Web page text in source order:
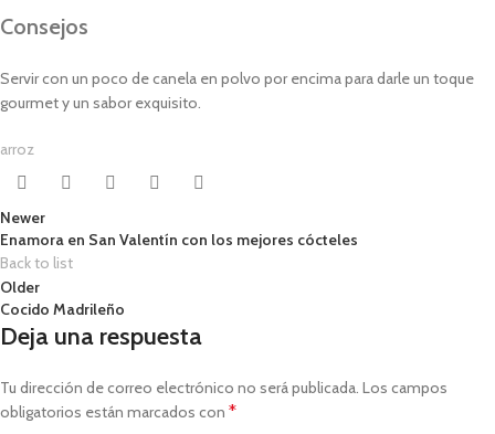
Consejos
Servir con un poco de canela en polvo por encima para darle un toque
gourmet y un sabor exquisito.
arroz
Newer
Enamora en San Valentín con los mejores cócteles
Back to list
Older
Cocido Madrileño
Deja una respuesta
Tu dirección de correo electrónico no será publicada. Los campos
obligatorios están marcados con *